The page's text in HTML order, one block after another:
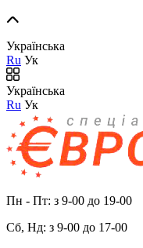
Українська
Ru Ук
Українська
Ru Ук
Пн - Пт: з 9-00 до 19-00
Сб, Нд: з 9-00 до 17-00